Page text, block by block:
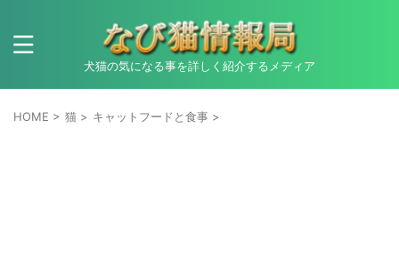
犬猫の気になる事を詳しく紹介するメディア
HOME > 猫 > キャットフードと食事 >